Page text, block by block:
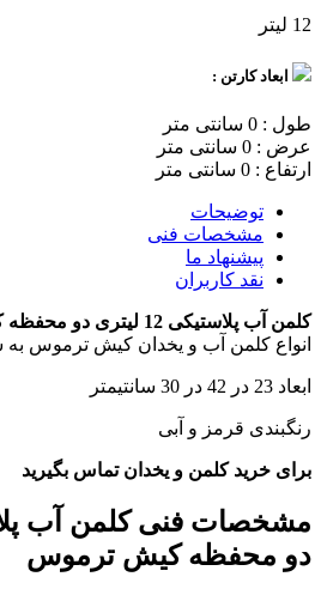
12 لیتر
ابعاد کارتن :
طول : 0 سانتی متر
عرض : 0 سانتی متر
ارتفاع : 0 سانتی متر
توضیحات
مشخصات فنی
پیشنهاد ما
نقد کاربران
کلمن آب پلاستیکی 12 لیتری دو محفظه کیش ترموس.
انواع کلمن آب و یخدان کیش ترموس
ابعاد 23 در 42 در 30 سانتیمتر
رنگبندی قرمز و آبی
برای خرید کلمن و یخدان تماس بگیرید
مشخصات فنی
دو محفظه کیش ترموس